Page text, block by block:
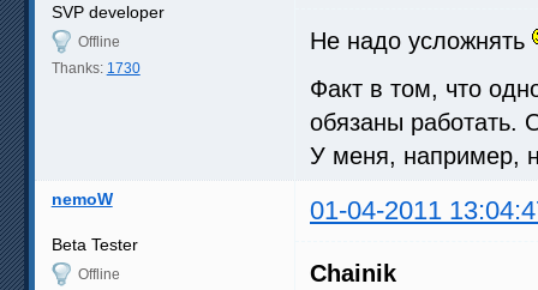
SVP developer
Offline
Thanks: 1730
Не надо усложнять
Факт в том, что
обязаны работать.
У меня, например,
nemoW 01-04-2011
Beta Tester
Offline
Chainik